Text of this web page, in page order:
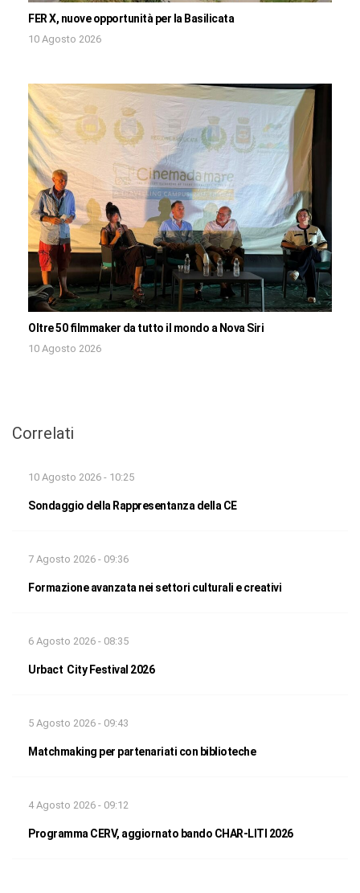
FER X, nuove opportunità per la Basilicata
10 Agosto 2026
Oltre 50 filmmaker da tutto il mondo a Nova Siri
10 Agosto 2026
Correlati
10 Agosto 2026 - 10:25
Sondaggio della Rappresentanza della CE
7 Agosto 2026 - 09:36
Formazione avanzata nei settori culturali e creativi
6 Agosto 2026 - 08:35
Urbact City Festival 2026
5 Agosto 2026 - 09:43
Matchmaking per partenariati con biblioteche
4 Agosto 2026 - 09:12
Programma CERV, aggiornato bando CHAR-LITI 2026